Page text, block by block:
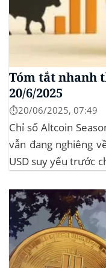
Tóm tắt nhanh
20/6/2025
⏱️20/06/2025, 07:49
Chỉ số Altcoin
vẫn đang nghiêng
USD suy yếu trước
Sự kiện Chi tiết